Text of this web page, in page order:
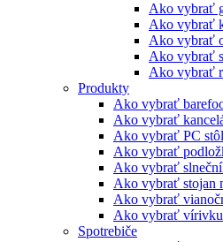
Ako vybrať
Ako vybrať
Ako vybrať
Ako vybrať
Ako vybrať
Produkty
Ako vybrať
Ako vybrať
Ako vybrať PC stôl
Ako vybrať
Ako vybrať
Ako vybrať stojan
Ako vybrať
Ako vybrať vírivku
Spotrebiče